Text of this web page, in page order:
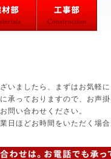
いましたら、まずはお気軽
承っておりますので、お声
問い合わせください。
日ほどお時間をいただく場